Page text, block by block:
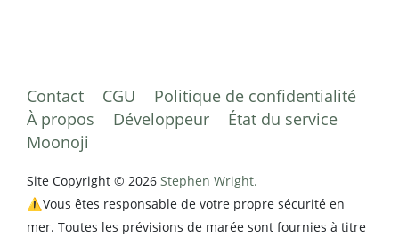
Contact CGU
Politique de confidentialité
À propos
Développeur
État du service
Moonoji
Site Copyright © 2026 Stephen Wright.
⚠️Vous êtes responsable de votre propre sécurité en
mer. Toutes les prévisions de marée sont fournies à titre